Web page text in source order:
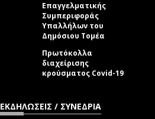
Επαγγελματικής
Συμπεριφοράς
Υπαλλήλων του
Δημόσιου Τομέα
Πρωτόκολλα
διαχείρισης
κρούσματος Covid-19
ΕΚΔΗΛΩΣΕΙΣ / ΣΥΝΕΔΡΙΑ